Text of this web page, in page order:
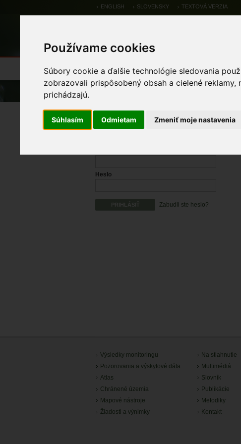
Používame cookies
Súbory cookie a ďalšie technológie sledovania
zobrazovali prispôsobený obsah a cielené
prichádzajú.
Súhlasím Odmietam Zmeniť moje nastavenia
ENGLISH SLOVENSKY TEXTOVÁ VERZIA
Výsledky monitoringu Pozorovania a
Prihlásenie
Heslo
Zabudli ste heslo?
Výsledky monitoringu
Pozorovania a výskytové dáta
Atlas
Chránené územia
Mapové nástroje
Žiadosti a výnimky
Na stiahnutie
Multimédiá
Slovník
Publikácie
Metodiky
Kontakt